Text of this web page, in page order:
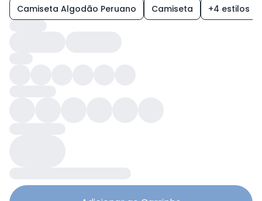
Camiseta Algodão Peruano Camiseta +4 estilos